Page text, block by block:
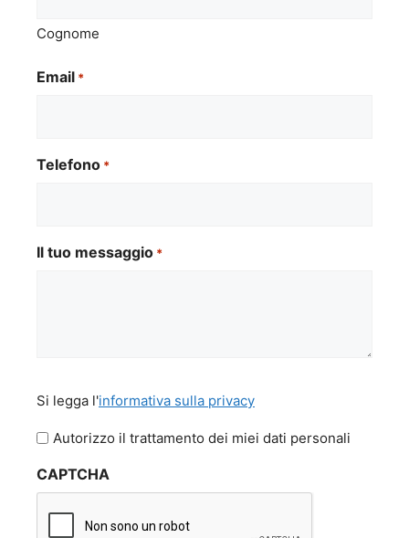
Cognome
Email *
Telefono *
Il tuo messaggio *
legga
l'informativa
privacy
Si legga l'informativa sulla privacy
Autorizzo il trattamento dei miei dati personali
CAPTCHA